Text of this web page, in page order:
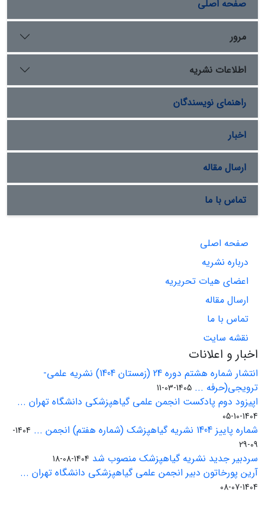
صفحه اصلی
مرور
اطلاعات نشریه
راهنمای نویسندگان
اخبار
ارسال مقاله
تماس با ما
صفحه اصلی
درباره نشریه
اعضای هیات تحریریه
ارسال مقاله
تماس با ما
نقشه سایت
اخبار و اعلانات
انتشار شماره هشتم دوره 24 (زمستان 1404) نشریه علمی-
ترویجی(حرفه ... 1405-03-11
اپیزود دوم پادکست انجمن علمی گیاهپزشکی دانشگاه تهران ...
1404-10-05
شماره پاییز 1404 نشریه گیاهپزشک (شماره هفتم) انجمن ...
1404-
09-29
سردبیر جدید نشریه گیاهپزشک منصوب شد 1404-08-18
آرین پورخاتون دبیر انجمن علمی گیاهپزشکی دانشگاه تهران ...
1404-07-08